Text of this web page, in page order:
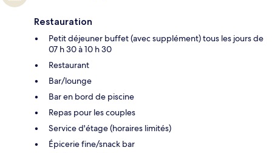
Restauration
Petit déjeuner buffet (avec supplément) tous les jours de
07 h 30 à 10 h 30
Restaurant
Bar/lounge
Bar en bord de piscine
Repas pour les couples
Service d'étage (horaires limités)
Épicerie fine/snack bar